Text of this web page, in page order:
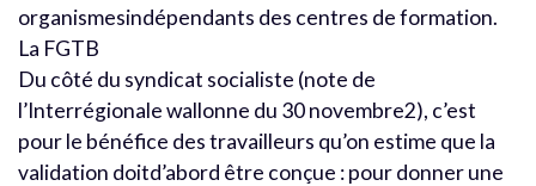
organismesindépendants des centres de formation.
La FGTB
Du côté du syndicat socialiste (note de
l’Interrégionale wallonne du 30 novembre2), c’est
pour le bénéfice des travailleurs qu’on estime que la
validation doitd’abord être conçue : pour donner une